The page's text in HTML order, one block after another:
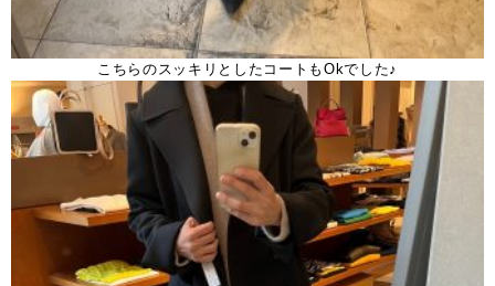
こちらのスッキリとしたコートもOkでした♪